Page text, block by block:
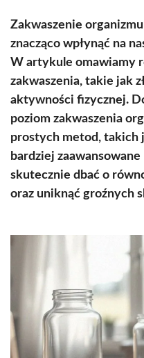
Zakwaszenie
znacząco wpłynąć na
W artykule omawiamy
zakwaszenia, takie jak
aktywności fizycznej.
poziom zakwaszenia
prostych metod, takich
bardziej
skutecznie dbać o
oraz uniknąć groźnych